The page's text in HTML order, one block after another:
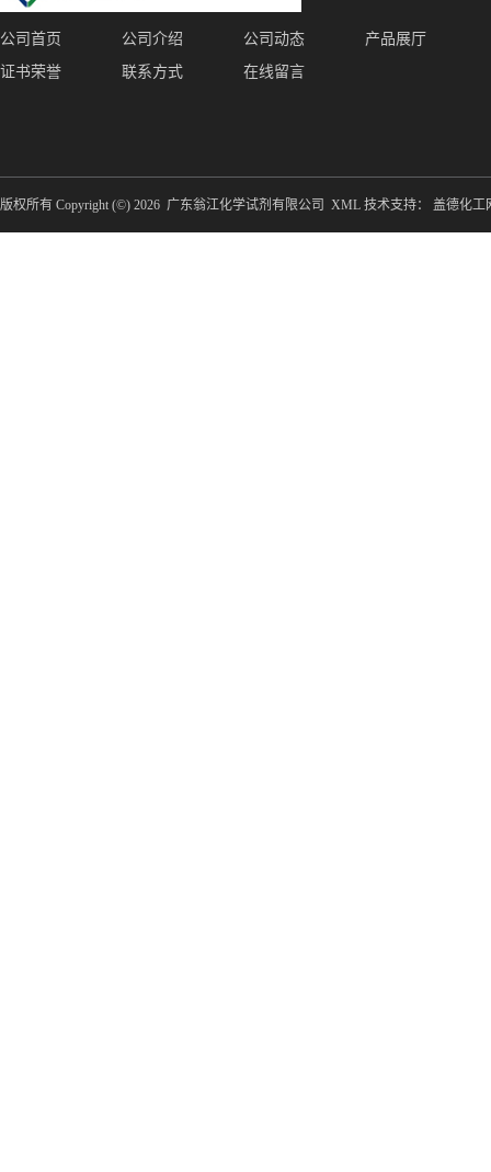
公司首页 公司介绍 公司动态
产品展厅
证书荣誉
联系方式 在线留言
版权所有 Copyright (©) 2026 广东翁江化学试剂有限公司 XML 技术支持： 盖德化工